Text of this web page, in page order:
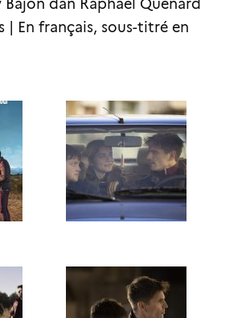
dan Raphaël Quenard
| En français, sous-titré en